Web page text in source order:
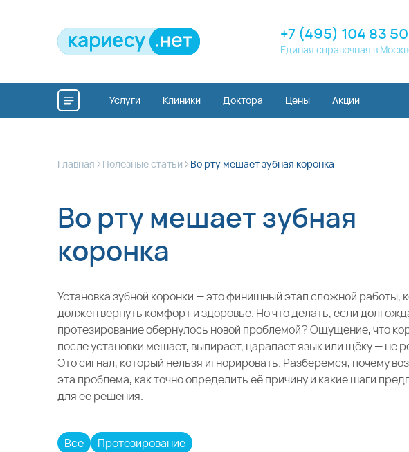
+7 (495) 104 83 50
Единая справочная в
Услуги Клиники Доктора Цены Акции
Главная > Полезные статьи > Во рту мешает зубная коронка
Во рту мешает зубная
коронка
Установка зубной коронки — это финишный этап сложной работы,
должен вернуть комфорт и здоровье. Но что делать, если
протезирование обернулось новой проблемой? Ощущение, что
после установки мешает, выпирает, царапает язык или щёку — не
Это сигнал, который нельзя игнорировать. Разберёмся, почему
эта проблема, как точно определить её причину и какие шаги
для её решения.
Все Протезирование